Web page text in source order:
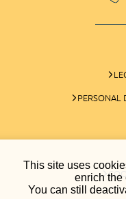
This site uses
enrich the
You can still
PERSONAL